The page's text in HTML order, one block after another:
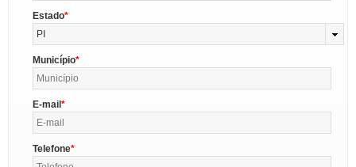
Estado
PI
Município
E-mail
Telefone